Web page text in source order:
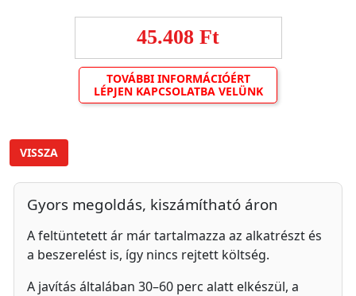
45.408 Ft
TOVÁBBI INFORMÁCIÓÉRT
LÉPJEN KAPCSOLATBA VELÜNK
VISSZA
Gyors megoldás, kiszámítható áron
A feltüntetett ár már tartalmazza az alkatrészt és
a beszerelést is, így nincs rejtett költség.
A javítás általában 30–60 perc alatt elkészül, a